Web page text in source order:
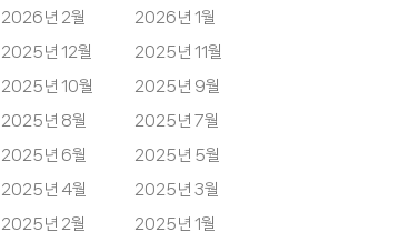
2026년 2월
2026년 1월
2025년 12월
2025년 11월
2025년 10월
2025년 9월
2025년 8월
2025년 7월
2025년 6월
2025년 5월
2025년 4월
2025년 3월
2025년 2월
2025년 1월